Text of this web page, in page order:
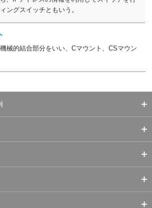
ングスイッチともいう。
械的結合部分をいい、Cマウント、CSマウン